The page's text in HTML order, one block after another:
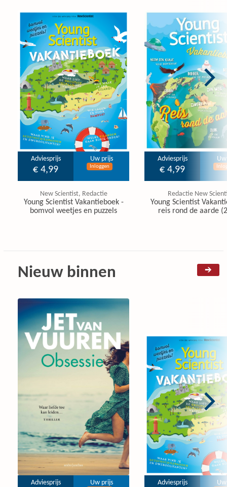
Adviesprijs
€ 4,99
Uw prijs
Inloggen
New Scientist, Redactie
Young Scientist Vakantieboek -
bomvol weetjes en puzzels
Adviesprijs
€ 4,99
Redactie New
Young Scientist
reis rond de aarde
Nieuw binnen
Adviesprijs Uw prijs Adviesprijs